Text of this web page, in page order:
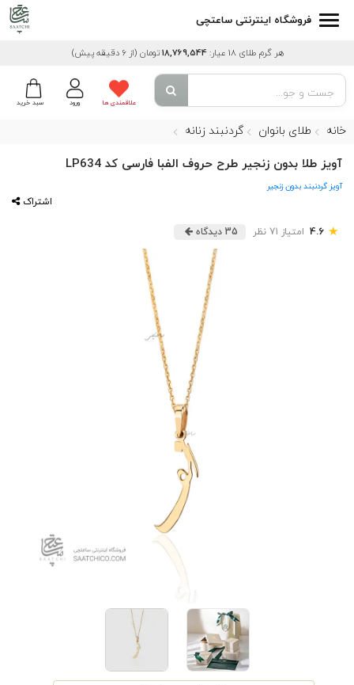
فروشگاه اینترنتی ساعتچی
هر گرم طلای 18 عیار: 18,769,544 تومان (از 6 دقیقه پیش)
سبد خرید ورود علاقمندی ها
خانه طلای بانوان گردنبند زنانه
آویز طلا بدون زنجیر طرح حروف الفبا فارسی کد LP634
آویز گردنبند بدون زنجیر
اشتراک
★
4.6 امتیاز 71 نظر 35 دیدگاه